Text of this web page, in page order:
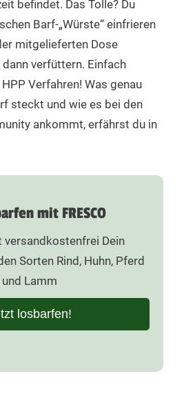
Pferdemagen (9%), Frische
(6,3%), Rote Beete (3%),
Äpfel (3%) und Birnen (3%) direkt
(1%), hochwertiges
(1,8%), Dorschlebertran
Hühnerherz (13%), Frische
(3%), Frische naturbelassene
kaltgepresstes
Dorschlebertran (0,6%), Lachsöl
Algenkalk (0,4%),
befindet. Das Tolle? Du
Barf-„Würste“ einfrieren
mitgelieferten Dose
verfüttern. Einfach
Verfahren! Was genau
steckt und wie es bei den
ankommt, erfährst du in
mit FRESCO
versandkostenfrei Dein
Sorten Rind, Huhn, Pferd
und Lamm
losbarfen!